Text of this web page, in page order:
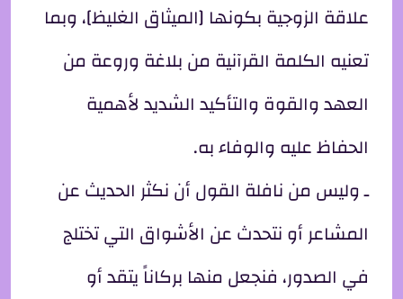
علاقة الزوجية بكونها [الميثاق الغليظ]، وبما
تعنيه الكلمة القرآنية من بلاغة وروعة من
العهد والقوة والتأكيد الشديد لأهمية
الحفاظ عليه والوفاء به.
ـ وليس من نافلة القول أن نكثر الحديث عن
المشاعر أو نتحدث عن الأشواق التي تختلج
في الصدور، فنجعل منها بركاناً يتقد أو